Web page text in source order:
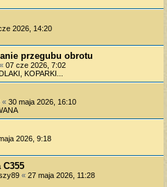
2026, 14:20
przegubu obrotu
« 07 cze 2026, 7:02
KOPARKI...
« 30 maja 2026, 16:10
2026, 9:18
« 27 maja 2026, 11:28